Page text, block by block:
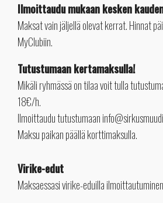
Ilmoittaudu mukaan kesken
Maksat vain jäljellä olevat kerrat. Hinnat
MyClubiin.
Tutustumaan kertamaksulla!
Mikäli ryhmässä on tilaa voit tulla
18€/h.
Ilmoittaudu tutustumaan
Maksu paikan päällä korttimaksulla.
Virike-edut
Maksaessasi virike-eduilla